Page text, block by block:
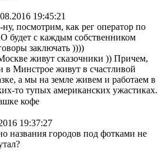
19:45:21
посмотрим, как рег оператор по
будет с каждым собственником
заключать ))))
живут сказочники )) Причем,
в Минстрое живут в счастливой
а мы на земле живем и работаем в
то тупых американских ужастиках.
кофе
19:37:27
названия городов под фотками не